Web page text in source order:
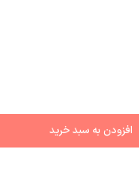
افزودن به سبد خرید